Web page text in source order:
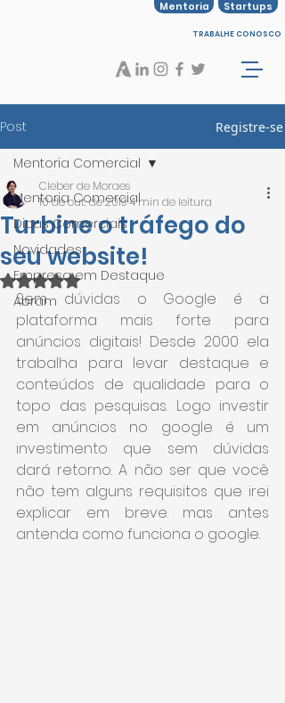
Mentoria Startups
TRABALHE CONOSCO
Post Registre-se
Mentoria Comercial
Dicas Comerciais
Novidades
Empresa em Destaque
Abram
Mentoria Comercial
Turbine o tráfego do
seu website!
Cleber de Moraes
10 de out. de 20194 min de leitura
Avaliado com NaN de 5 estrelas.
Sem dúvidas o Google é a
plataforma mais forte para
anúncios digitais! Desde 2000 ela
trabalha para levar destaque e
conteúdos de qualidade para o
topo das pesquisas. Logo investir
em anúncios no google é um
investimento que sem dúvidas
dará retorno. A não ser que você
não tem alguns requisitos que irei
explicar em breve. mas antes
antenda como funciona o google.